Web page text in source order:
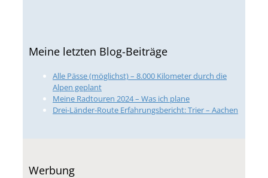
Meine letzten Blog-Beiträge
Alle Pässe (möglichst) – 8.000 Kilometer durch die
Alpen geplant
Meine Radtouren 2024 – Was ich plane
Drei-Länder-Route Erfahrungsbericht: Trier – Aachen
Werbung